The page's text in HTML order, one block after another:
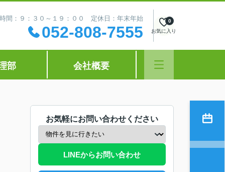
間：９：３０～１９：００ 定休日：年末年始
052-808-7555 お気に入り
0
部 会社概要
お気軽にお問い合わせください
LINEからお問い合わせ